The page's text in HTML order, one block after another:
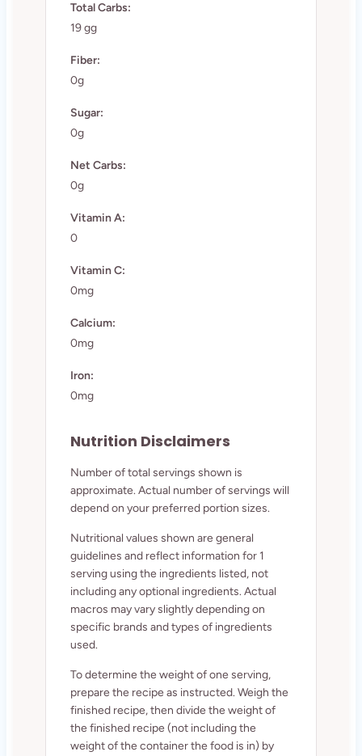
Total Carbs:
19 gg
Fiber:
0g
Sugar:
0g
Net Carbs:
0g
Vitamin A:
0
Vitamin C:
0mg
Calcium:
0mg
Iron:
0mg
Nutrition Disclaimers
Number of total servings shown is
approximate. Actual number of servings will
depend on your preferred portion sizes.
Nutritional values shown are general
guidelines and reflect information for 1
serving using the ingredients listed, not
including any optional ingredients. Actual
macros may vary slightly depending on
specific brands and types of ingredients
used.
To determine the weight of one serving,
prepare the recipe as instructed. Weigh the
finished recipe, then divide the weight of
the finished recipe (not including the
weight of the container the food is in) by